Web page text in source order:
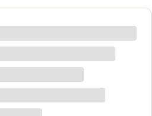
pytania, biżuteria
bardzo korzystne, na
krótkim czasie. Dziękuję,